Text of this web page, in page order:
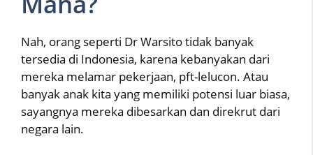
Nah, orang seperti Dr Warsito tidak banyak
tersedia di Indonesia, karena kebanyakan dari
mereka melamar pekerjaan, pft-lelucon. Atau
banyak anak kita yang memiliki potensi luar biasa,
sayangnya mereka dibesarkan dan direkrut dari
negara lain.